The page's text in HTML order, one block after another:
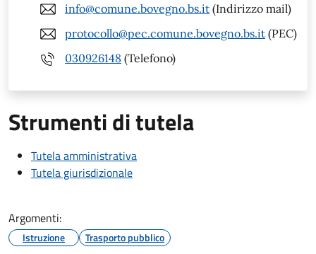
info@comune.bovegno.bs.it (Indirizzo mail)
protocollo@pec.comune.bovegno.bs.it (PEC)
030926148 (Telefono)
Strumenti di tutela
Tutela amministrativa
Tutela giurisdizionale
Argomenti:
Istruzione Trasporto pubblico